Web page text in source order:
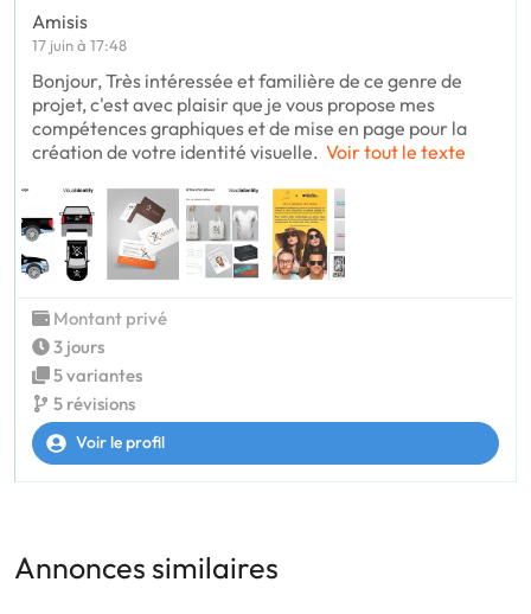
Amisis
17 juin à 17:48
Bonjour, Très intéressée et familière de ce genre de
projet, c'est avec plaisir que je vous propose mes
compétences graphiques et de mise en page pour la
création de votre identité visuelle. Voir tout le texte
Montant privé
3 jours
5 variantes
5 révisions
Voir le profil
Annonces similaires